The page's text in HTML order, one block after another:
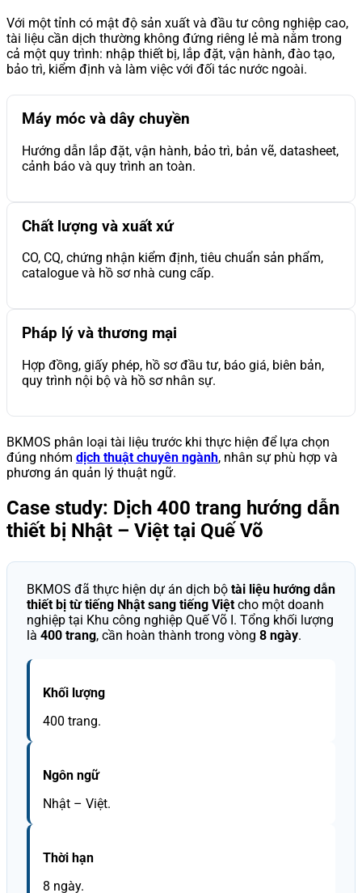
Với một tỉnh có mật độ sản xuất và đầu tư công nghiệp cao,
tài liệu cần dịch thường không đứng riêng lẻ mà nằm trong
cả một quy trình: nhập thiết bị, lắp đặt, vận hành, đào tạo,
bảo trì, kiểm định và làm việc với đối tác nước ngoài.
Máy móc và dây chuyền
Hướng dẫn lắp đặt, vận hành, bảo trì, bản vẽ, datasheet,
cảnh báo và quy trình an toàn.
Chất lượng và xuất xứ
CO, CQ, chứng nhận kiểm định, tiêu chuẩn sản phẩm,
catalogue và hồ sơ nhà cung cấp.
Pháp lý và thương mại
Hợp đồng, giấy phép, hồ sơ đầu tư, báo giá, biên bản,
quy trình nội bộ và hồ sơ nhân sự.
BKMOS phân loại tài liệu trước khi thực hiện để lựa chọn
đúng nhóm dịch thuật chuyên ngành, nhân sự phù hợp và
phương án quản lý thuật ngữ.
Case study: Dịch 400 trang hướng dẫn
thiết bị Nhật – Việt tại Quế Võ
BKMOS đã thực hiện dự án dịch bộ tài liệu hướng dẫn
thiết bị từ tiếng Nhật sang tiếng Việt cho một doanh
nghiệp tại Khu công nghiệp Quế Võ I. Tổng khối lượng
là 400 trang, cần hoàn thành trong vòng 8 ngày.
Khối lượng
400 trang.
Ngôn ngữ
Nhật – Việt.
Thời hạn
8 ngày.